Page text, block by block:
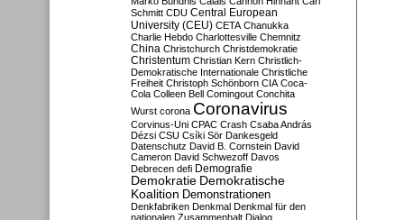
Schmitt CDU Central European
University (CEU) CETA Chanukka
Charlie Hebdo Charlottesville Chemnitz
China Christchurch Christdemokratie
Christentum Christian Kern Christlich-
Demokratische Internationale Christliche
Freiheit Christoph Schönborn CIA Coca-
Cola Colleen Bell Comingout Conchita
Wurst corona Coronavirus
Corvinus-Uni CPAC Crash Csaba András
Dézsi CSU Csíki Sör Dankesgeld
Datenschutz David B. Cornstein David
Cameron David Schwezoff Davos
Debrecen defi Demografie
Demokratie Demokratische
Koalition Demonstrationen
Denkfabriken Denkmal Denkmal für den
nationalen Zusammenhalt Dialog